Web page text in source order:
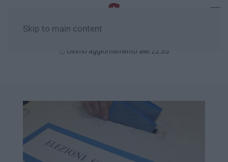
Skip to main content
Ultimo aggiornamento alle 22:35